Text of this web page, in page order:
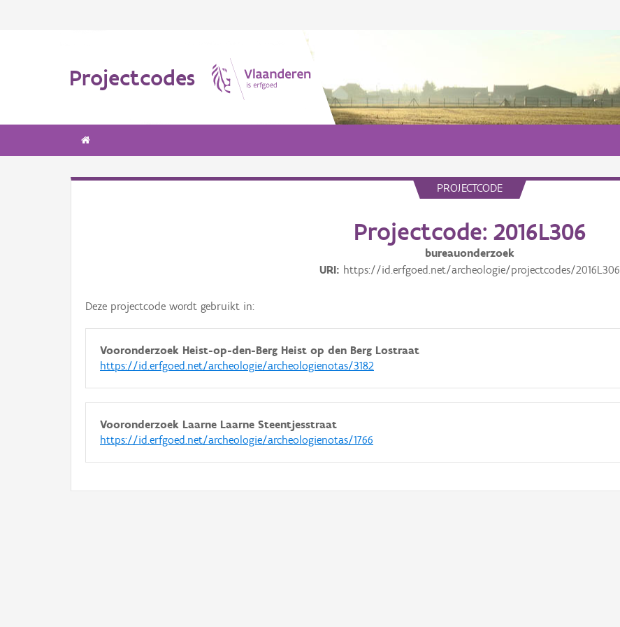
Projectcodes
PROJECTCODE
Projectcode: 2016L306
bureauonderzoek
URI https://id.erfgoed.net/archeologie/projectcodes/2016L306
Deze projectcode wordt gebruikt in:
Vooronderzoek Heist-op-den-Berg Heist op den Berg Lostraat
https://id.erfgoed.net/archeologie/archeologienotas/3182
Vooronderzoek Laarne Laarne Steentjesstraat
https://id.erfgoed.net/archeologie/archeologienotas/1766